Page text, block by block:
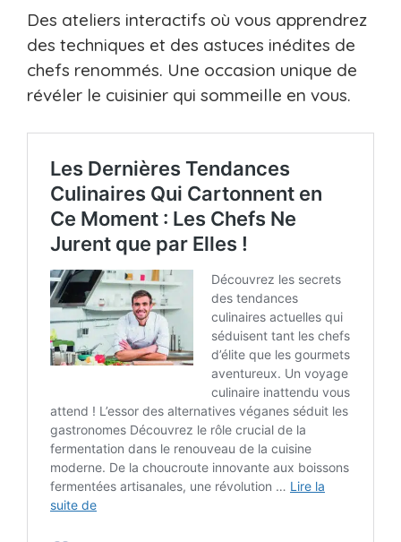
Des ateliers interactifs où vous apprendrez
des techniques et des astuces inédites de
chefs renommés. Une occasion unique de
révéler le cuisinier qui sommeille en vous.